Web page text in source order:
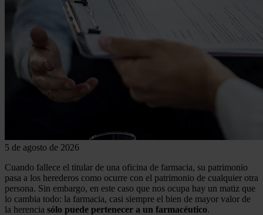
5 de agosto de 2026
Cuando fallece el titular de una oficina de farmacia, su patrimonio
pasa a los herederos como ocurre con el patrimonio de cualquier otra
persona. Sin embargo, en este caso que nos ocupa hay un matiz que
lo cambia todo: la farmacia, casi siempre el bien de mayor valor de
la herencia sólo puede pertenecer a un farmacéutico.